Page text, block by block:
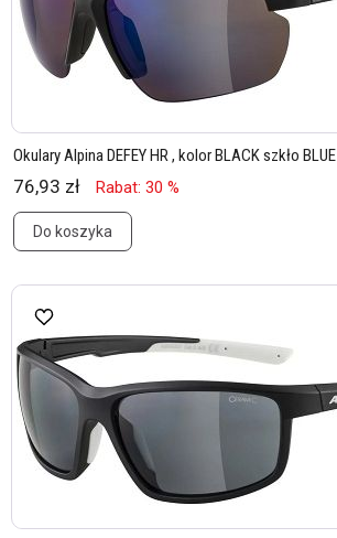
Okulary Alpina DEFEY HR , kolor BLACK szkło BLUE
76,93 zł Rabat: 30 %
Do koszyka